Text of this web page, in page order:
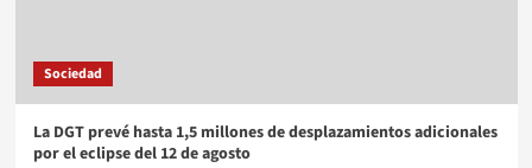
Sociedad
La DGT prevé hasta 1,5 millones de desplazamientos adicionales
por el eclipse del 12 de agosto